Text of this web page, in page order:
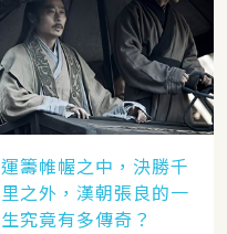
運籌帷幄之中，決勝千
里之外，漢朝張良的一
生究竟有多傳奇？